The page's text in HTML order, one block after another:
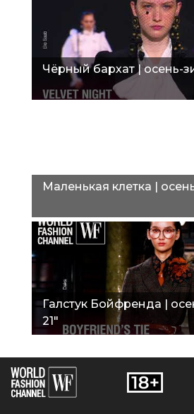
Чёрный бархат | осень-
Маленькая клетка |
Галстук Бойфренда |
21"